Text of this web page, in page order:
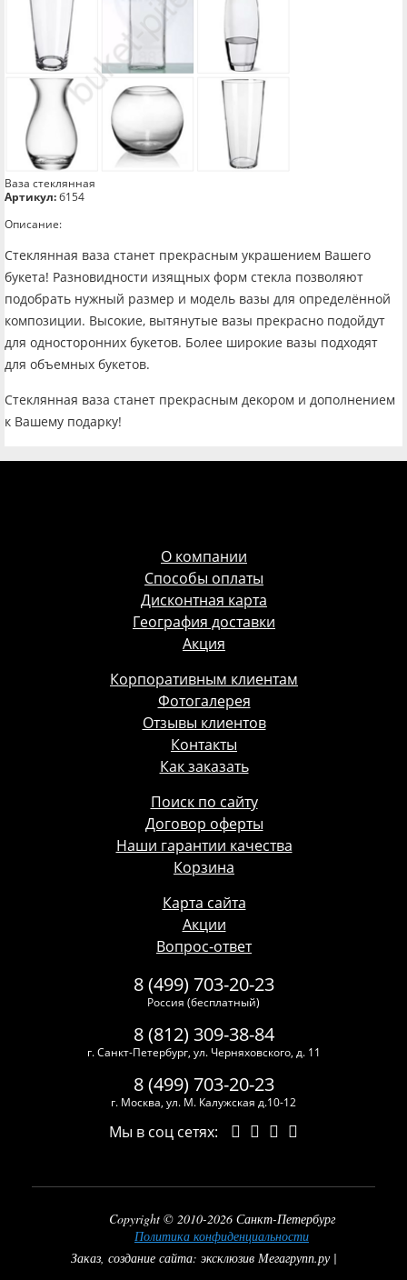
Ваза стеклянная
Артикул:б154
Описание:
Стеклянная ваза станет прекрасным украшением Вашего
букета! Разновидности изящных форм стекла позволяют
подобрать нужный размер и модель вазы для определённой
композиции. Высокие, вытянутые вазы прекрасно подойдут
для односторонних букетов. Более широкие вазы подходят
для объемных букетов.
Стеклянная ваза станет прекрасным декором и дополнением
к Вашему подарку!
О компании
Способы оплаты
Дисконтная карта
География доставки
Акция
Корпоративным клиентам
Фотогалерея
Отзывы клиентов
Контакты
Как заказать
Поиск по сайту
Договор оферты
Наши гарантии качества
Корзина
Карта сайта
Акции
Вопрос-ответ
8 (499) 703-20-23
Россия (бесплатный)
8 (812) 309-38-84
г. Санкт-Петербург, ул. Черняховского, д. 11
8 (499) 703-20-23
г. Москва, ул. М. Калужская д.10-12
Мы в соц сетях:
Copyright © 2010-2026 Санкт-Петербург
Политика конфиденциальности
Заказ, создание сайта: эксклюзив Мегагрупп.ру |